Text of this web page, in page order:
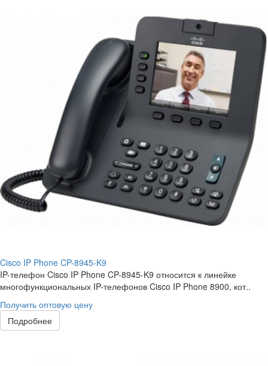
Cisco IP Phone CP-8945-K9
IP-телефон Cisco IP Phone CP-8945-K9 относится к линейке
многофункциональных IP-телефонов Cisco IP Phone 8900, кот..
Получить оптовую цену
Подробнее